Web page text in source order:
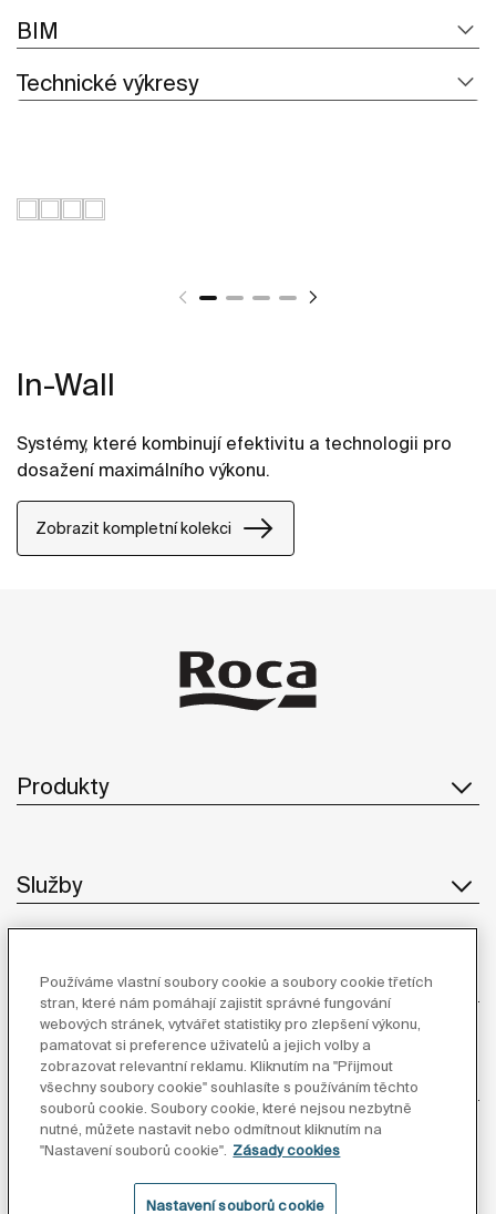
BIM
Technické výkresy
In-Wall
Systémy, které kombinují efektivitu a technologii pro
dosažení maximálního výkonu.
Zobrazit kompletní kolekci
Produkty
Služby
O Společnosti
Inspirace
Sledujte nás
Používáme vlastní soubory cookie a soubory cookie třetích
stran, které nám pomáhají zajistit správné fungování
webových stránek, vytvářet statistiky pro zlepšení výkonu,
pamatovat si preference uživatelů a jejich volby a
zobrazovat relevantní reklamu. Kliknutím na "Přijmout
všechny soubory cookie" souhlasíte s používáním těchto
souborů cookie. Soubory cookie, které nejsou nezbytně
nutné, můžete nastavit nebo odmítnout kliknutím na
"Nastavení souborů cookie". Zásady cookies
Nastavení souborů cookie